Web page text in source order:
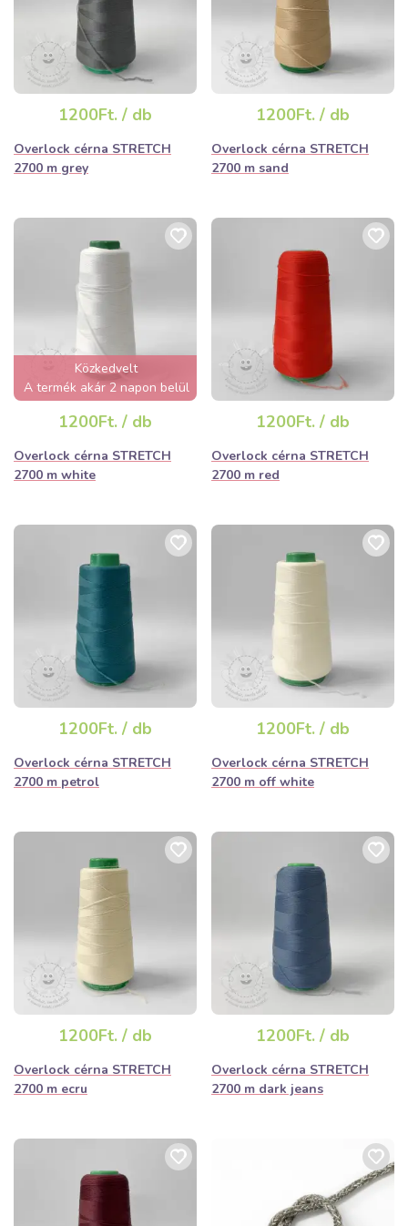
1200Ft. / db
Overlock cérna STRETCH
2700 m grey
1200Ft. / db
Overlock cérna STRETCH
2700 m sand
Közkedvelt
A termék akár 2 napon belül
1200Ft. / db
Overlock cérna STRETCH
2700 m white
1200Ft. / db
Overlock cérna STRETCH
2700 m red
1200Ft. / db
Overlock cérna STRETCH
2700 m petrol
1200Ft. / db
Overlock cérna STRETCH
2700 m off white
1200Ft. / db
Overlock cérna STRETCH
2700 m ecru
1200Ft. / db
Overlock cérna STRETCH
2700 m dark jeans